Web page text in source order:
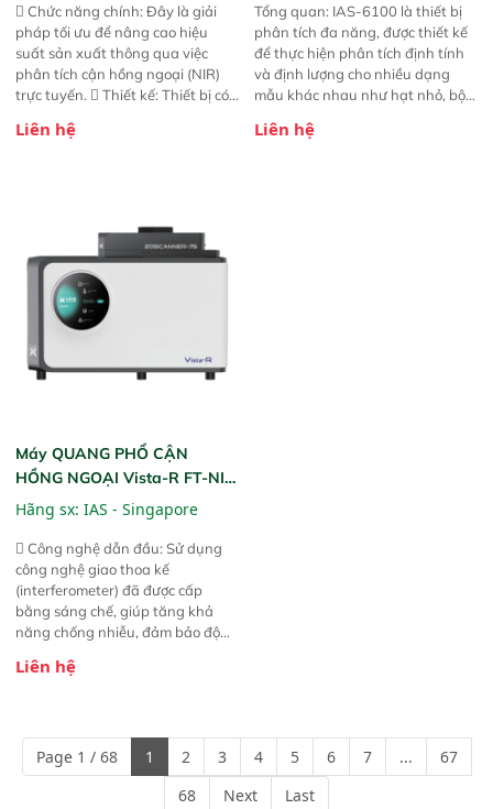
 Chức năng chính: Đây là giải
pháp tối ưu để nâng cao hiệu
suất sản xuất thông qua việc
phân tích cận hồng ngoại (NIR)
trực tuyến.  Thiết kế: Thiết bị có
hỗ trợ tản nhiệt tăng cường và đã
liệu để tăng chỉ số ROI cho doanh
nghiệp.
Liên hệ
Tổng quan: IAS-6100 là thiết bị
phân tích đa năng, được thiết kế
để thực hiện phân tích định tính
và định lượng cho nhiều dạng
mẫu khác nhau như hạt nhỏ, bột,
này cho phép bất kỳ ai cũng có
Liên hệ
Máy QUANG PHỔ CẬN
HỒNG NGOẠI Vista-R FT-NIR
(Vista-R FT-NIR Analyzer)
Hãng sx: IAS - Singapore
 Công nghệ dẫn đầu: Sử dụng
công nghệ giao thoa kế
(interferometer) đã được cấp
bằng sáng chế, giúp tăng khả
năng chống nhiễu, đảm bảo độ
Phạm vi ứng dụng rộng: Đáp ứng
ngành công nghiệp khác nhau. 
Độ nhạy cao: Trang bị đầu dò
InGaAs độ nhạy cao, cung cấp
phản hồi phổ tuyến tính đầy đủ,
Liên hệ
Page 1 / 68 1 2 3 4 5 6 7 ...
67
68
Next Last